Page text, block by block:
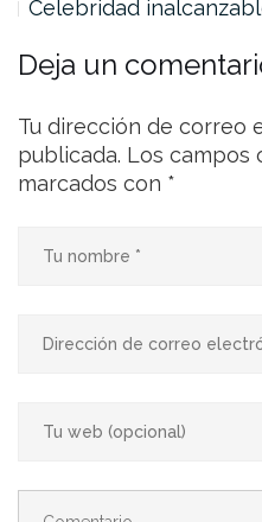
Celebridad
Deja un
Tu dirección de correo
publicada. Los campos
marcados con *